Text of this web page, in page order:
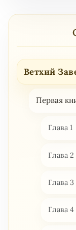
Ветхий
Первая
Глава 1
Глава 2
Глава 3
Глава 4